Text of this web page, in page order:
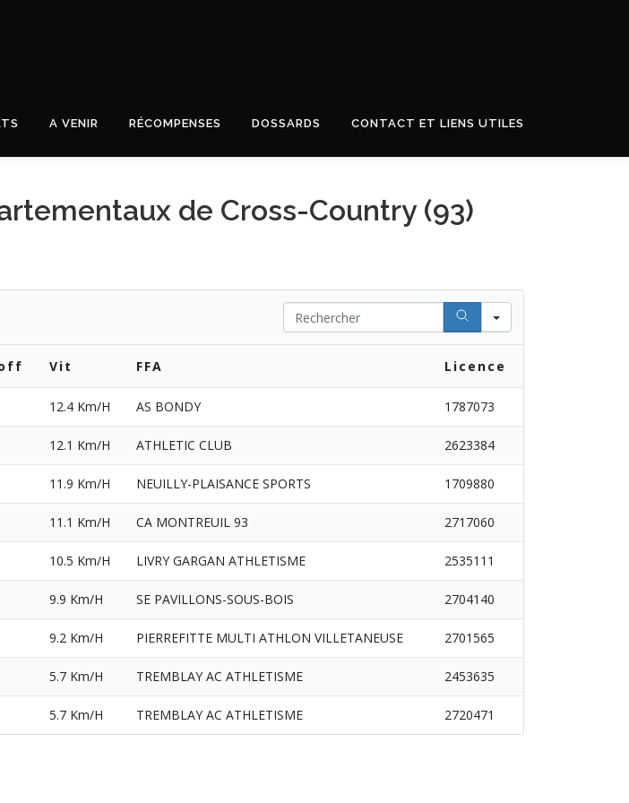
A VENIR RÉCOMPENSES DOSSARDS CONTACT ET LIENS UTILES
de Cross-Country (93)
Search
Vit FFA Licence
12.4 Km/H AS BONDY 1787073
12.1 Km/H ATHLETIC CLUB 2623384
11.9 Km/H NEUILLY-PLAISANCE SPORTS 1709880
11.1 Km/H CA MONTREUIL 93 2717060
10.5 Km/H LIVRY GARGAN ATHLETISME 2535111
9.9 Km/H SE PAVILLONS-SOUS-BOIS 2704140
9.2 Km/H PIERREFITTE MULTI ATHLON VILLETANEUSE 2701565
5.7 Km/H TREMBLAY AC ATHLETISME 2453635
5.7 Km/H TREMBLAY AC ATHLETISME 2720471